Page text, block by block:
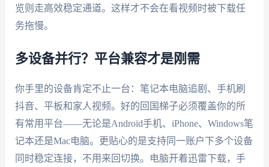
览则走高效稳定通道。这样才不会在看视频时被下载任
务拖慢。
多设备并行？平台兼容才是刚需
你手里的设备肯定不止一台：笔记本电脑追剧、手机刷
抖音、平板和家人视频。好的回国梯子必须覆盖你的所
有常用平台——无论是Android手机、iPhone、Windows笔
记本还是Mac电脑。更贴心的是支持同一账户下多个设备
同时稳定连接，不用来回切换。电脑开着迅雷下载，手